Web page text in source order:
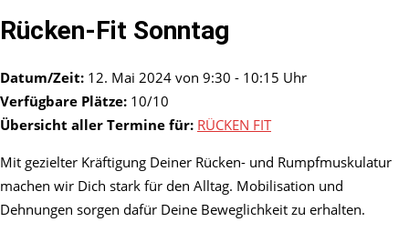
Rücken-Fit Sonntag
Datum/Zeit: 12. Mai 2024 von 9:30 - 10:15 Uhr
Verfügbare Plätze: 10/10
Übersicht aller Termine für: RÜCKEN FIT
Mit gezielter Kräftigung Deiner Rücken- und Rumpfmuskulatur
machen wir Dich stark für den Alltag. Mobilisation und
Dehnungen sorgen dafür Deine Beweglichkeit zu erhalten.